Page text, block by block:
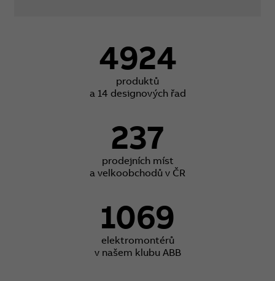
4924
produktů
a 14 designových řad
237
prodejních míst
a velkoobchodů v ČR
1069
elektromontérů
v našem klubu ABB